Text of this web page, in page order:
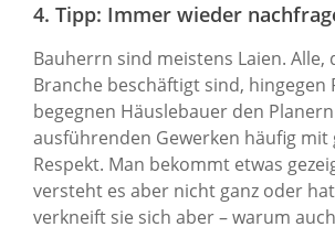
4. Tipp: Immer wieder
Bauherrn sind meistens Laien. Alle,
Branche beschäftigt sind, hingegen
begegnen Häuslebauer den
ausführenden Gewerken häufig mit
Respekt. Man bekommt etwas
versteht es aber nicht ganz oder
verkneift sie sich aber – warum